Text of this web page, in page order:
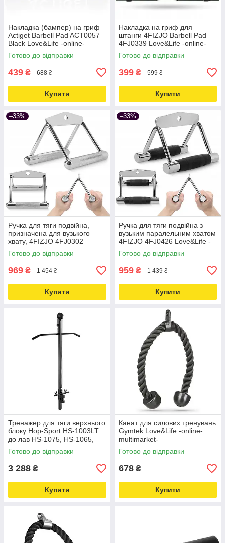
Накладка (бампер) на гриф
Actiget Barbell Pad ACT0057
Black Love&Life -online-
multimarket-
Готово до відправки
439 ₴ 688 ₴
Купити
Накладка на гриф для
штанги 4FIZJO Barbell Pad
4FJ0339 Love&Life -online-
multimarket-
Готово до відправки
399 ₴ 599 ₴
Купити
–33%
Ручка для тяги подвійна,
призначена для вузького
хвату, 4FIZJO 4FJ0302
Love&Life -online-multimarket-
Готово до відправки
969 ₴ 1 454 ₴
Купити
–33%
Ручка для тяги подвійна з
вузьким паралельним хватом
4FIZJO 4FJ0426 Love&Life -
online-multimarket-
Готово до відправки
959 ₴ 1 439 ₴
Купити
Тренажер для тяги верхнього
блоку Hop-Sport HS-1003LT
до лав HS-1075, HS-1065,
HS-1055 Love&Life -online-
multimarket-
Готово до відправки
3 288 ₴
Купити
Канат для силових тренувань
Gymtek Love&Life -online-
multimarket-
Готово до відправки
678 ₴
Купити